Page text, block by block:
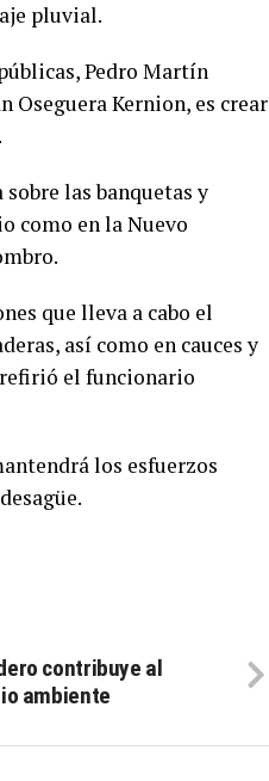
pluvial.
Pedro Martín
Kernion, es crear
las banquetas y
como en la Nuevo
que lleva a cabo el
así como en cauces y
refirió el funcionario
los esfuerzos
contribuye al
ambiente